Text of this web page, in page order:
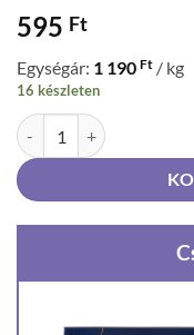
595 Ft
Egységár: 1 190 Ft / kg
16 készleten
Barilla Farfalle n.65 apró